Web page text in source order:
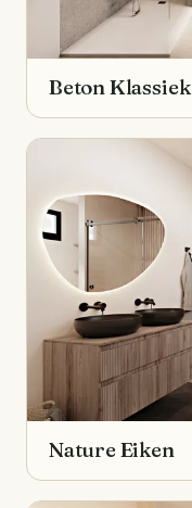
Beton Klassiek
Nature Eiken